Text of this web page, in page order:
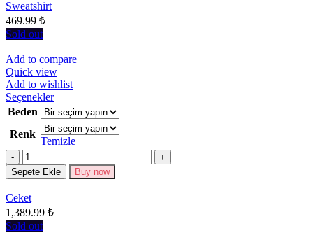
Sweatshirt
469.99 ₺
Sold out
Add to compare
Quick view
Add to wishlist
SeçeneklerBu
ürünün
birden
fazla
varyasyonu
Seçenekler
seçilebilir
Beden
Renk
Temizle
Miktar
Sepete Ekle Buy now
Ceket
1,389.99 ₺
Sold out